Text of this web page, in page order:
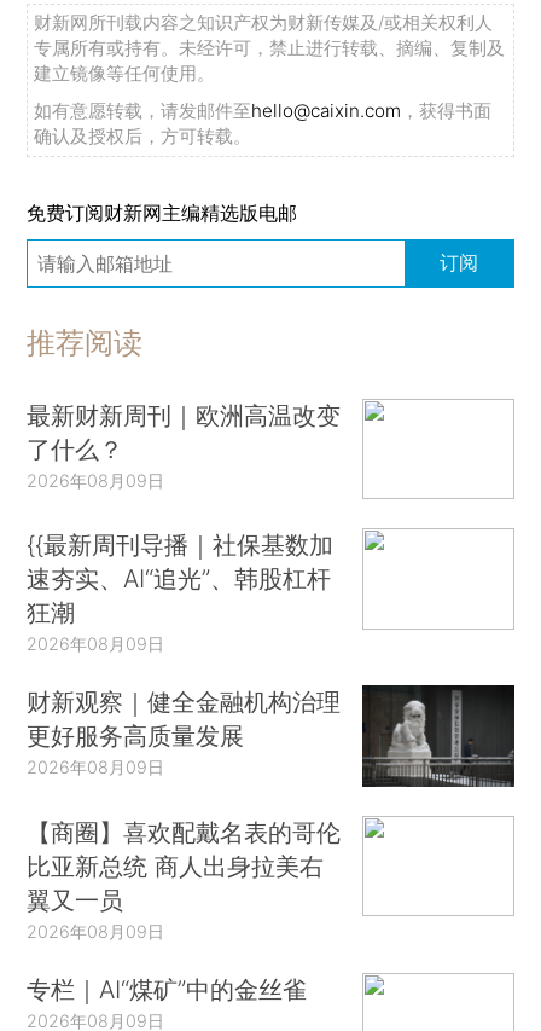
财新网所刊载内容之知识产权为财新传媒及/或相关权利人
专属所有或持有。未经许可，禁止进行转载、摘编、复制及
建立镜像等任何使用。
如有意愿转载，请发邮件至hello@caixin.com ，获得书面
确认及授权后，方可转载。
免费订阅财新网主编精选版电邮
订阅
推荐阅读
最新财新周刊｜欧洲高温改变
了什么？
2026年08月09日
{{最新周刊导播｜社保基数加
速夯实、AI“追光”、韩股杠杆
狂潮
2026年08月09日
财新观察｜健全金融机构治理
更好服务高质量发展
2026年08月09日
【商圈】喜欢配戴名表的哥伦
比亚新总统 商人出身拉美右
翼又一员
2026年08月09日
专栏｜AI“煤矿”中的金丝雀
2026年08月09日